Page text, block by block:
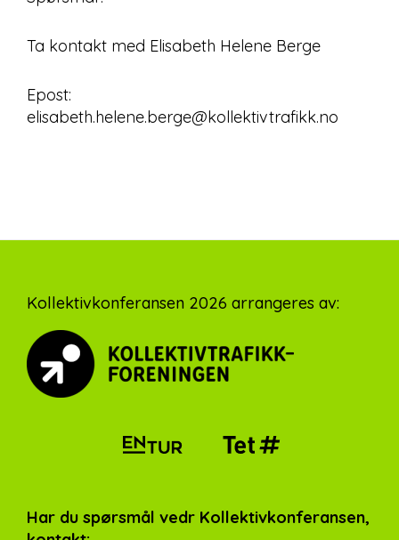
Ta kontakt med Elisabeth Helene Berge
Epost:
elisabeth.helene.berge@kollektivtrafikk.no
Footer
Kollektivkonferansen 2026 arrangeres av:
Har du spørsmål vedr Kollektivkonferansen,